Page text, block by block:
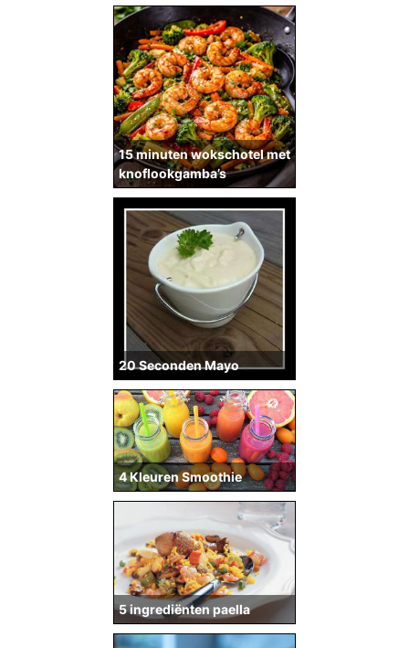
15 minuten wokschotel met
knoflookgamba’s
20 Seconden Mayo
4 Kleuren Smoothie
5 ingrediënten paella